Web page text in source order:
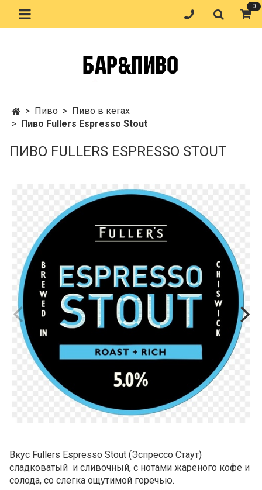
0
Пиво
Пиво в кегах
Пиво Fullers Espresso Stout
ПИВО FULLERS ESPRESSO STOUT
Вкус Fullers Espresso Stout (Эспрессо Стаут)
сладковатый и сливочный, с нотами жареного кофе и
солода, со слегка ощутимой горечью.